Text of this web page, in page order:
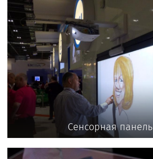
Сенсорная панель